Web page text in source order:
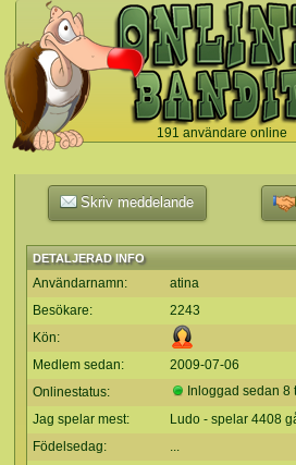
191 användare online
`
Skriv meddelande
DETALJERAD INFO
Användarnamn:
atina
Besökare:
2243
Kön:
Medlem sedan:
2009-07-06
Onlinestatus:
Inloggad sedan 8
Jag spelar mest:
Ludo - spelar 4408
Födelsedag:
...